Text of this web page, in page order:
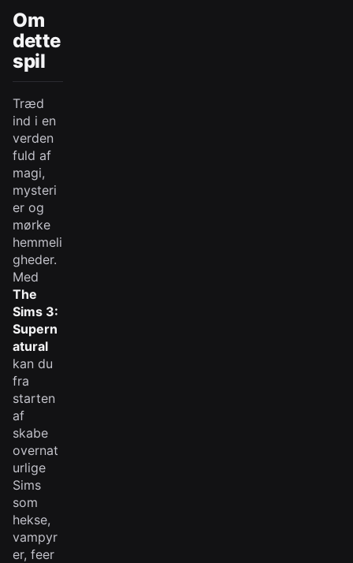
Om
dette
spil
Træd
ind i en
verden
fuld af
magi,
mysteri
er og
mørke
hemmeli
gheder.
Med
The
Sims 3:
Supern
atural
kan du
fra
starten
af
skabe
overnat
urlige
Sims
som
hekse,
vampyr
er, feer